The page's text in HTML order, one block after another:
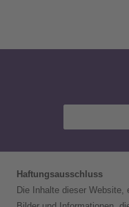
Haftungsausschluss
Die Inhalte dieser Website,